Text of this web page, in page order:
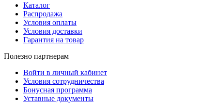
Каталог
Распродажа
Условия оплаты
Условия доставки
Гарантия на товар
Полезно партнерам
Войти в личный кабинет
Условия сотрудничества
Бонусная программа
Уставные документы